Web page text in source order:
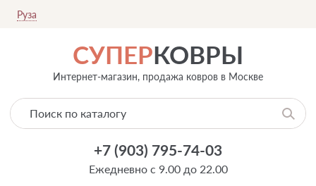
Руза
СУПЕРКОВРЫ
Интернет-магазин, продажа ковров в Москве
+7 (903) 795-74-03
Ежедневно с 9.00 до 22.00